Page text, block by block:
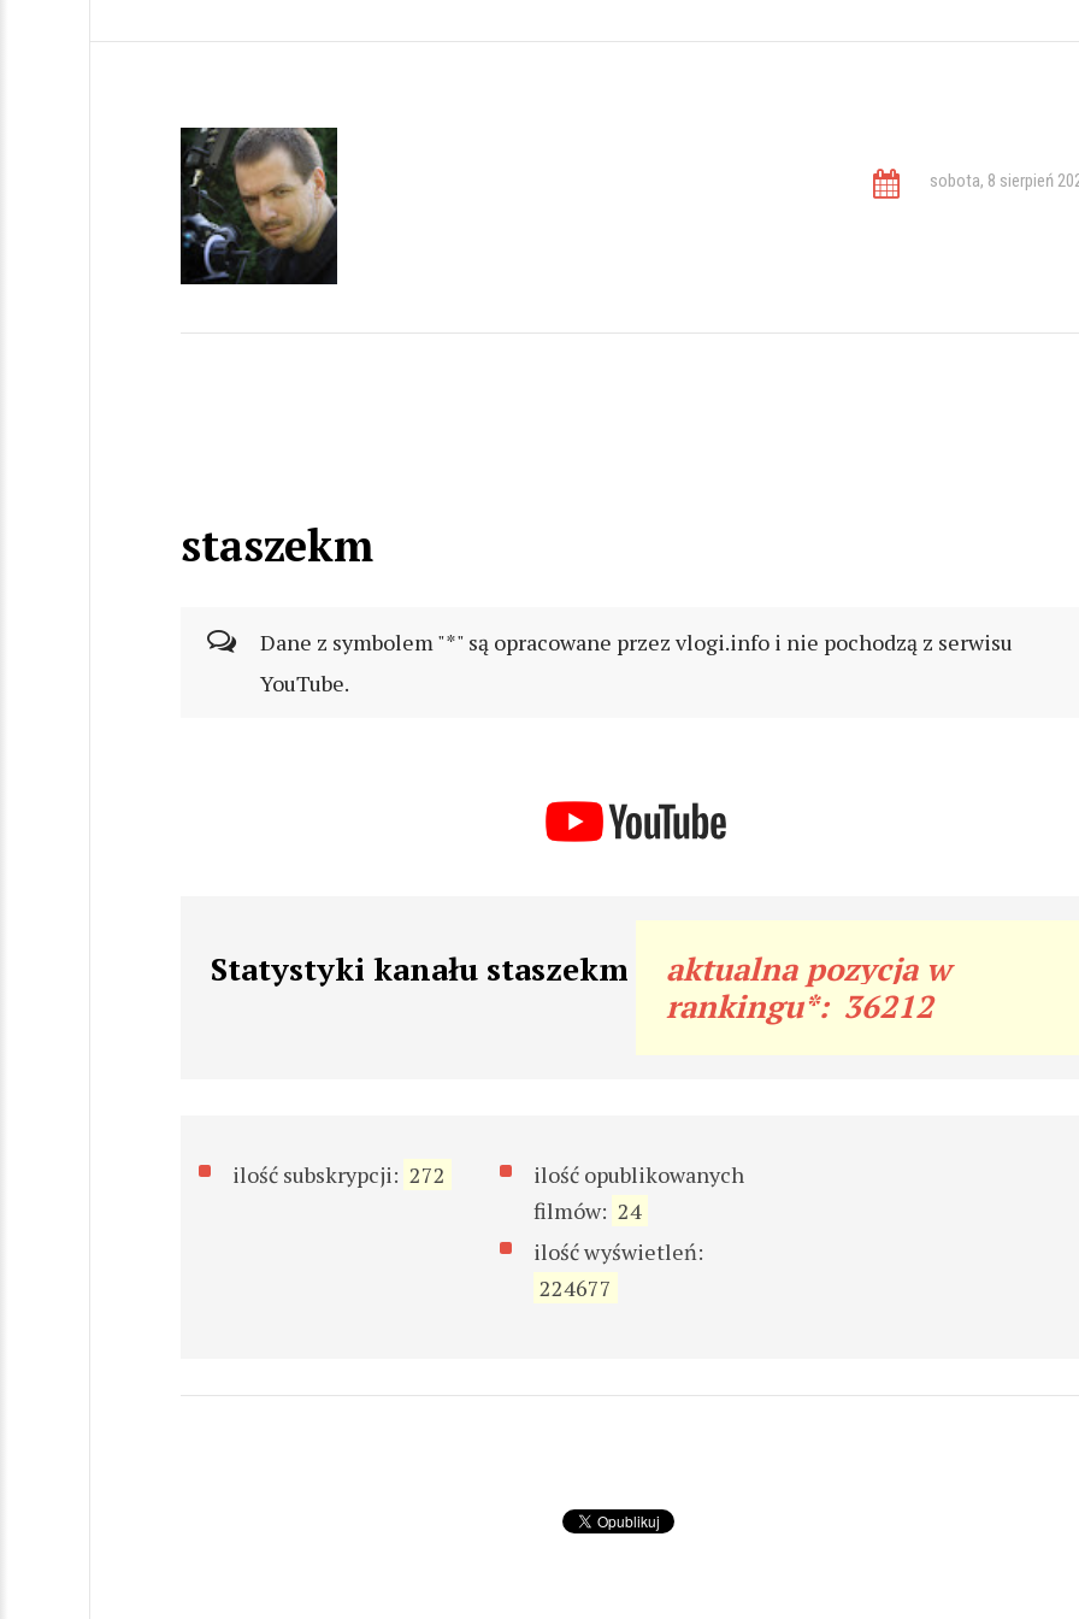
sobota, 8 sierpień
staszekm
Dane z symbolem "*" są opracowane przez vlogi.info i nie pochodzą z serwisu
YouTube.
Statystyki kanału staszekm
aktualna pozycja w
rankingu*: 36212
ilość subskrypcji: 272
ilość opublikowanych
filmów: 24
ilość wyświetleń:
224677